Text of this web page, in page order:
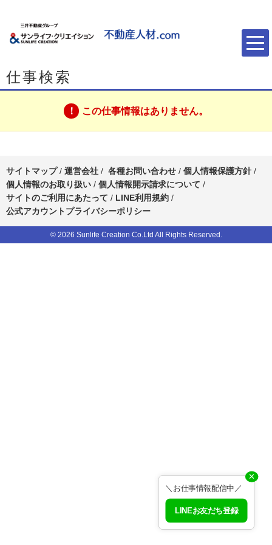
仕事検索
この仕事情報はありません。
サイトマップ/ 運営会社 / 各種お問い合わせ / 個人情報保護方針 /
個人情報のお取り扱い / 個人情報開示請求について /
サイトのご利用にあたって / LINE利用規約 /
公式アカウントプライバシーポリシー
✕
＼お仕事情報配信中／
LINEお友だち登録
© 2026 Sunlife Creation Co.Ltd All Rights Reserved.